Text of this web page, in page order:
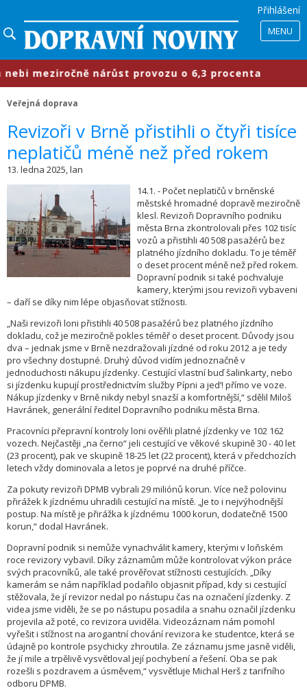
Přihlášení
MENU
nárůst provozu o 6,3 procenta
Veřejná doprava
​Revizoři v Brně přistihli o čtyři tisíce
neplatičů méně než před rokem
13. ledna 2025, lan
14.1. - Počet neplatičů v brněnské
městské hromadné dopravě meziročně
klesl. Revizoři Dopravního podniku
města Brna zkontrolovali přes 102 tisíc
vozů a přistihli 40 508 pasažérů bez
platného jízdního dokladu. To je téměř
o deset procent méně než před rokem.
Dopravní podnik si také pochvaluje
kamery, kterými jsou revizoři vybaveni
– daří se díky nim lépe objasňovat stížnosti.
„Naši revizoři loni přistihli 40 508 pasažérů bez platného jízdního
dokladu, což je meziročně pokles téměř o deset procent. Důvody jsou
dva – jednak jsme v Brně nezdražovali jízdné od roku 2012 a je tedy
pro všechny dostupné. Druhý důvod vidím jednoznačně v
jednoduchosti nákupu jízdenky. Cestující vlastní buď šalinkarty, nebo
si jízdenku kupují prostřednictvím služby Pípni a jed’! přímo ve voze.
Nákup jízdenky v Brně nikdy nebyl snazší a komfortnější,“ sdělil Miloš
Havránek, generální ředitel Dopravního podniku města Brna.
Pracovníci přepravní kontroly loni ověřili platné jízdenky ve 102 162
vozech. Nejčastěji „na černo“ jeli cestující ve věkové skupině 30 - 40 let
(23 procent), pak ve skupině 18-25 let (22 procent), která v předchozích
letech vždy dominovala a letos je poprvé na druhé příčce.
Za pokuty revizoři DPMB vybrali 29 miliónů korun. Více než polovinu
přirážek k jízdnému uhradili cestující na místě. „Je to i nejvýhodnější
postup. Na místě je přirážka k jízdnému 1000 korun, dodatečně 1500
korun,“ dodal Havránek.
Dopravní podnik si nemůže vynachválit kamery, kterými v loňském
roce revizory vybavil. Díky záznamům může kontrolovat výkon práce
svých pracovníků, ale také prověřovat stížnosti cestujících. „Díky
kamerám se nám například podařilo objasnit případ, kdy si cestující
stěžovala, že jí revizor nedal po nástupu čas na označení jízdenky. Z
videa jsme viděli, že se po nástupu posadila a snahu označil jízdenku
projevila až poté, co revizora uviděla. Videozáznam nám pomohl
vyřešit i stížnost na arogantní chování revizora ke studentce, která se
údajně po kontrole psychicky zhroutila. Ze záznamu jsme jasně viděli,
že jí mile a trpělivě vysvětloval její pochybení a řešení. Oba se pak
rozešli s pozdravem a úsměvem,“ vysvětluje Michal Herš z tarifního
odboru DPMB.